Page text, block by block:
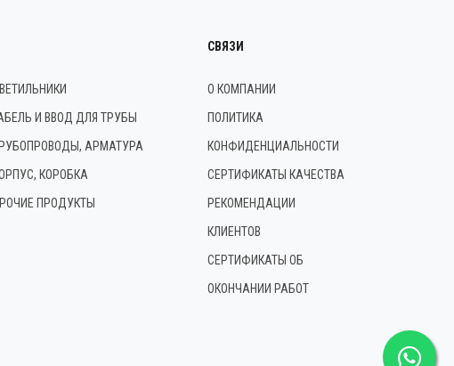
И ВВОД ДЛЯ ТРУБЫ
АРМАТУРА
КОРОБКА
ПРОДУКТЫ
СВЯЗИ
О КОМПАНИИ
ПОЛИТИКА
КОНФИДЕНЦИАЛЬНОСТИ
СЕРТИФИКАТЫ КАЧЕСТВА
РЕКОМЕНДАЦИИ
КЛИЕНТОВ
СЕРТИФИКАТЫ ОБ
ОКОНЧАНИИ РАБОТ